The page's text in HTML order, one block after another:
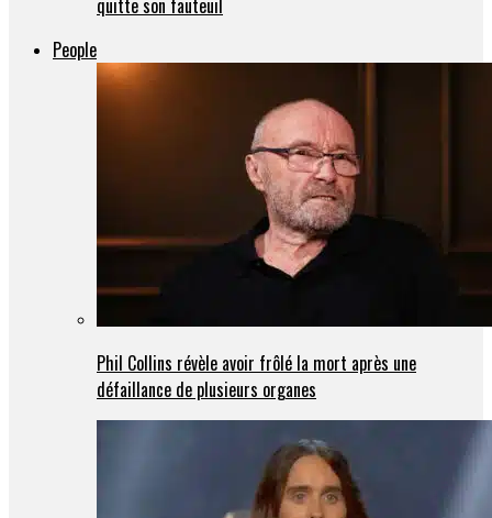
quitte son fauteuil
People
Phil Collins révèle avoir frôlé la mort après une
défaillance de plusieurs organes